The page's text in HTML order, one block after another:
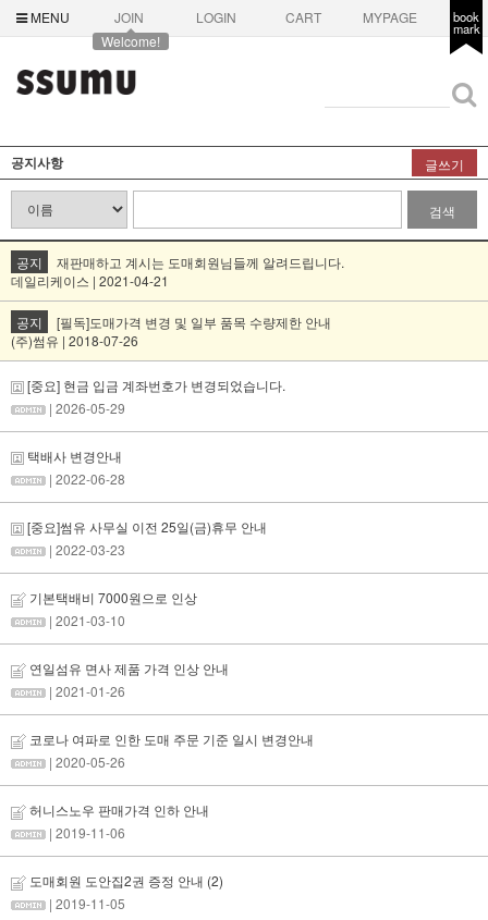
MENU
JOIN
Welcome!
LOGIN CART MYPAGE book
mark
공지사항 글쓰기
검색
공지
재판매하고 계시는 도매회원님들께 알려드립니다.
데일리케이스 | 2021-04-21
공지
[필독]도매가격 변경 및 일부 품목 수량제한 안내
(주)썸유 | 2018-07-26
[중요] 현금 입금 계좌번호가 변경되었습니다.
| 2026-05-29
택배사 변경안내
| 2022-06-28
[중요]썸유 사무실 이전 25일(금)휴무 안내
| 2022-03-23
기본택배비 7000원으로 인상
| 2021-03-10
연일섬유 면사 제품 가격 인상 안내
| 2021-01-26
코로나 여파로 인한 도매 주문 기준 일시 변경안내
| 2020-05-26
허니스노우 판매가격 인하 안내
| 2019-11-06
도매회원 도안집2권 증정 안내 (2)
| 2019-11-05